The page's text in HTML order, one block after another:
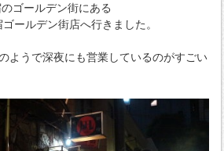
ゴールデン街にある
ールデン街店へ行きました。
ようで深夜にも営業しているのがすごい